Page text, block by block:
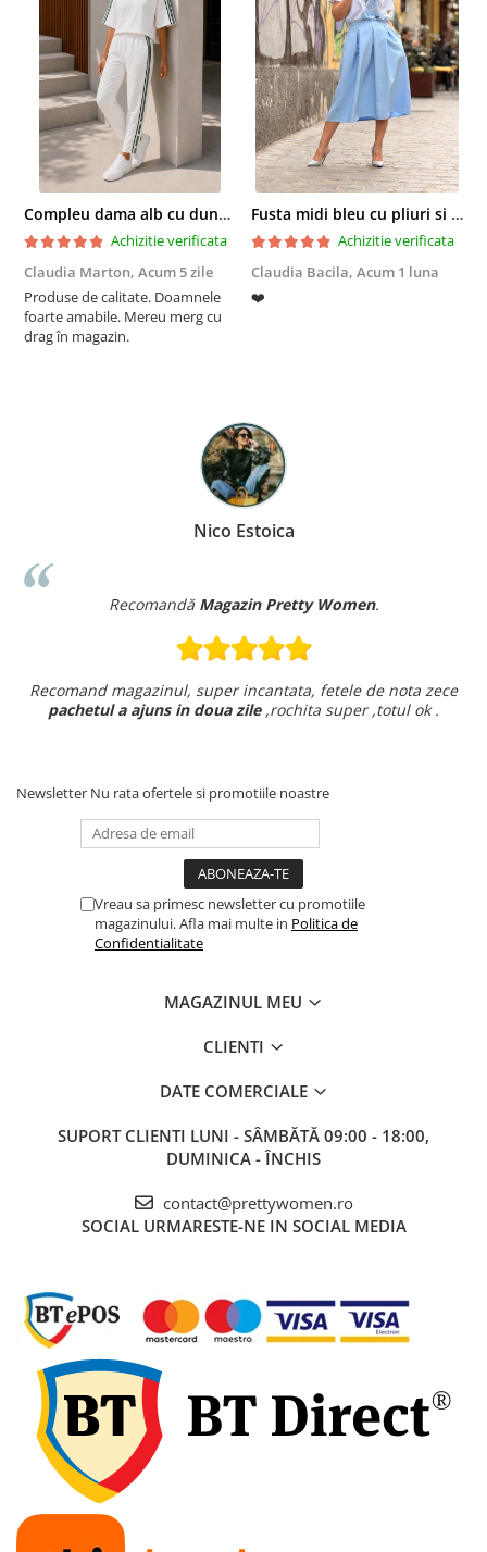
Compleu dama alb cu dungi laterale in nuante de verde si negru
Achizitie verificata
Claudia Marton, Acum 5 zile
Produse de calitate. Doamnele
foarte amabile. Mereu merg cu
drag în magazin.
Fusta midi bleu cu pliuri si buzunare
Achizitie verificata
Claudia Bacila, Acum 1 luna
❤️
Nico Estoica
Recomandă Magazin Pretty Women.
Recomand magazinul, super incantata, fetele de nota zece
pachetul a ajuns in doua zile,rochita super ,totul ok .
Newsletter Nu rata ofertele si promotiile noastre
Vreau sa primesc newsletter cu promotiile
magazinului. Afla mai multe in Politica de
Confidentialitate
MAGAZINUL MEU
CLIENTI
DATE COMERCIALE
SUPORT CLIENTI LUNI - SÂMBĂTĂ 09:00 - 18:00,
DUMINICA - ÎNCHIS
contact@prettywomen.ro
SOCIAL URMARESTE-NE IN SOCIAL MEDIA